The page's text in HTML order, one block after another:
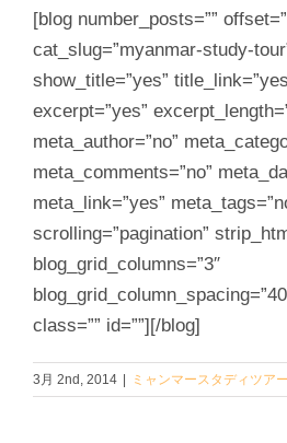
[blog number_posts=””
cat_slug=”myanmar-study-
show_title=”yes”
excerpt=”yes”
meta_author=”no”
meta_comments=”no”
meta_link=”yes”
scrolling=”pagination”
blog_grid_columns=”3″
class=”” id=””][/blog]
3月 2nd, 2014 ミャンマースタディツアー